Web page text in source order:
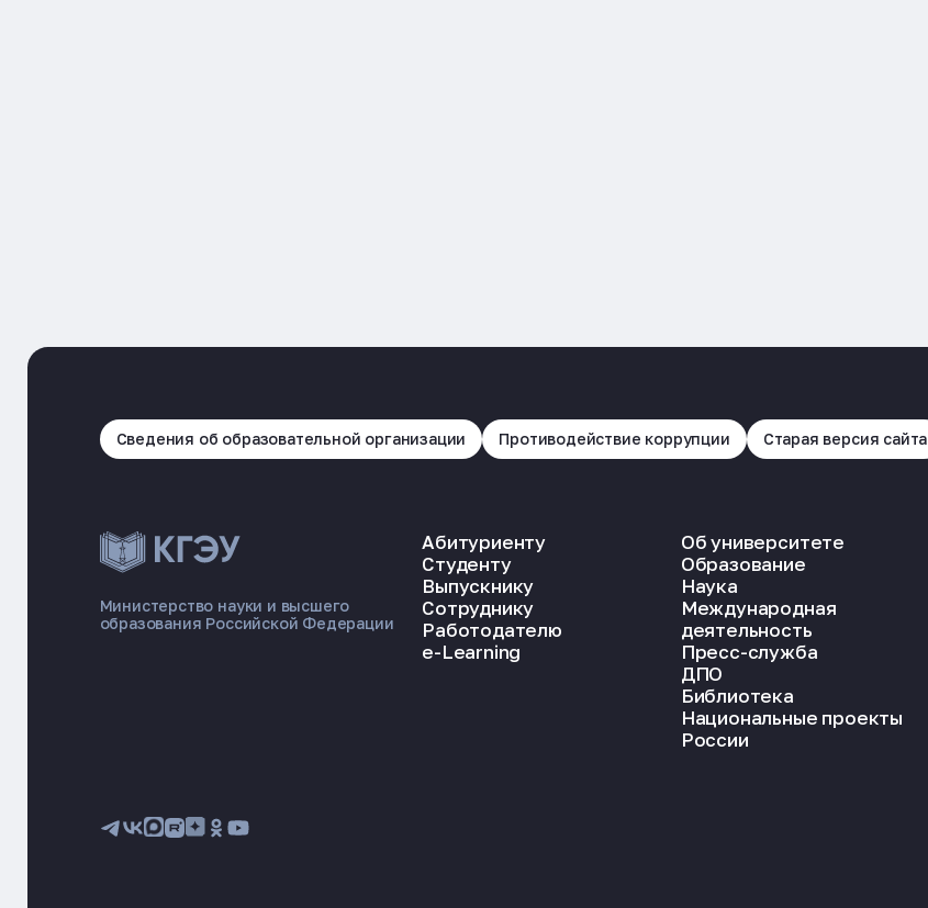
Сведения об образовательной организации Противодействие коррупции Старая версия сайта
Министерство науки и высшего
образования Российской Федерации
Абитуриенту
Студенту
Выпускнику
Сотруднику
Работодателю
e-Learning
Об университете
Образование
Наука
Международная
деятельность
Пресс-служба
ДПО
Библиотека
Национальные проекты
России